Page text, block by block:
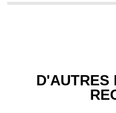
D'AUTRES